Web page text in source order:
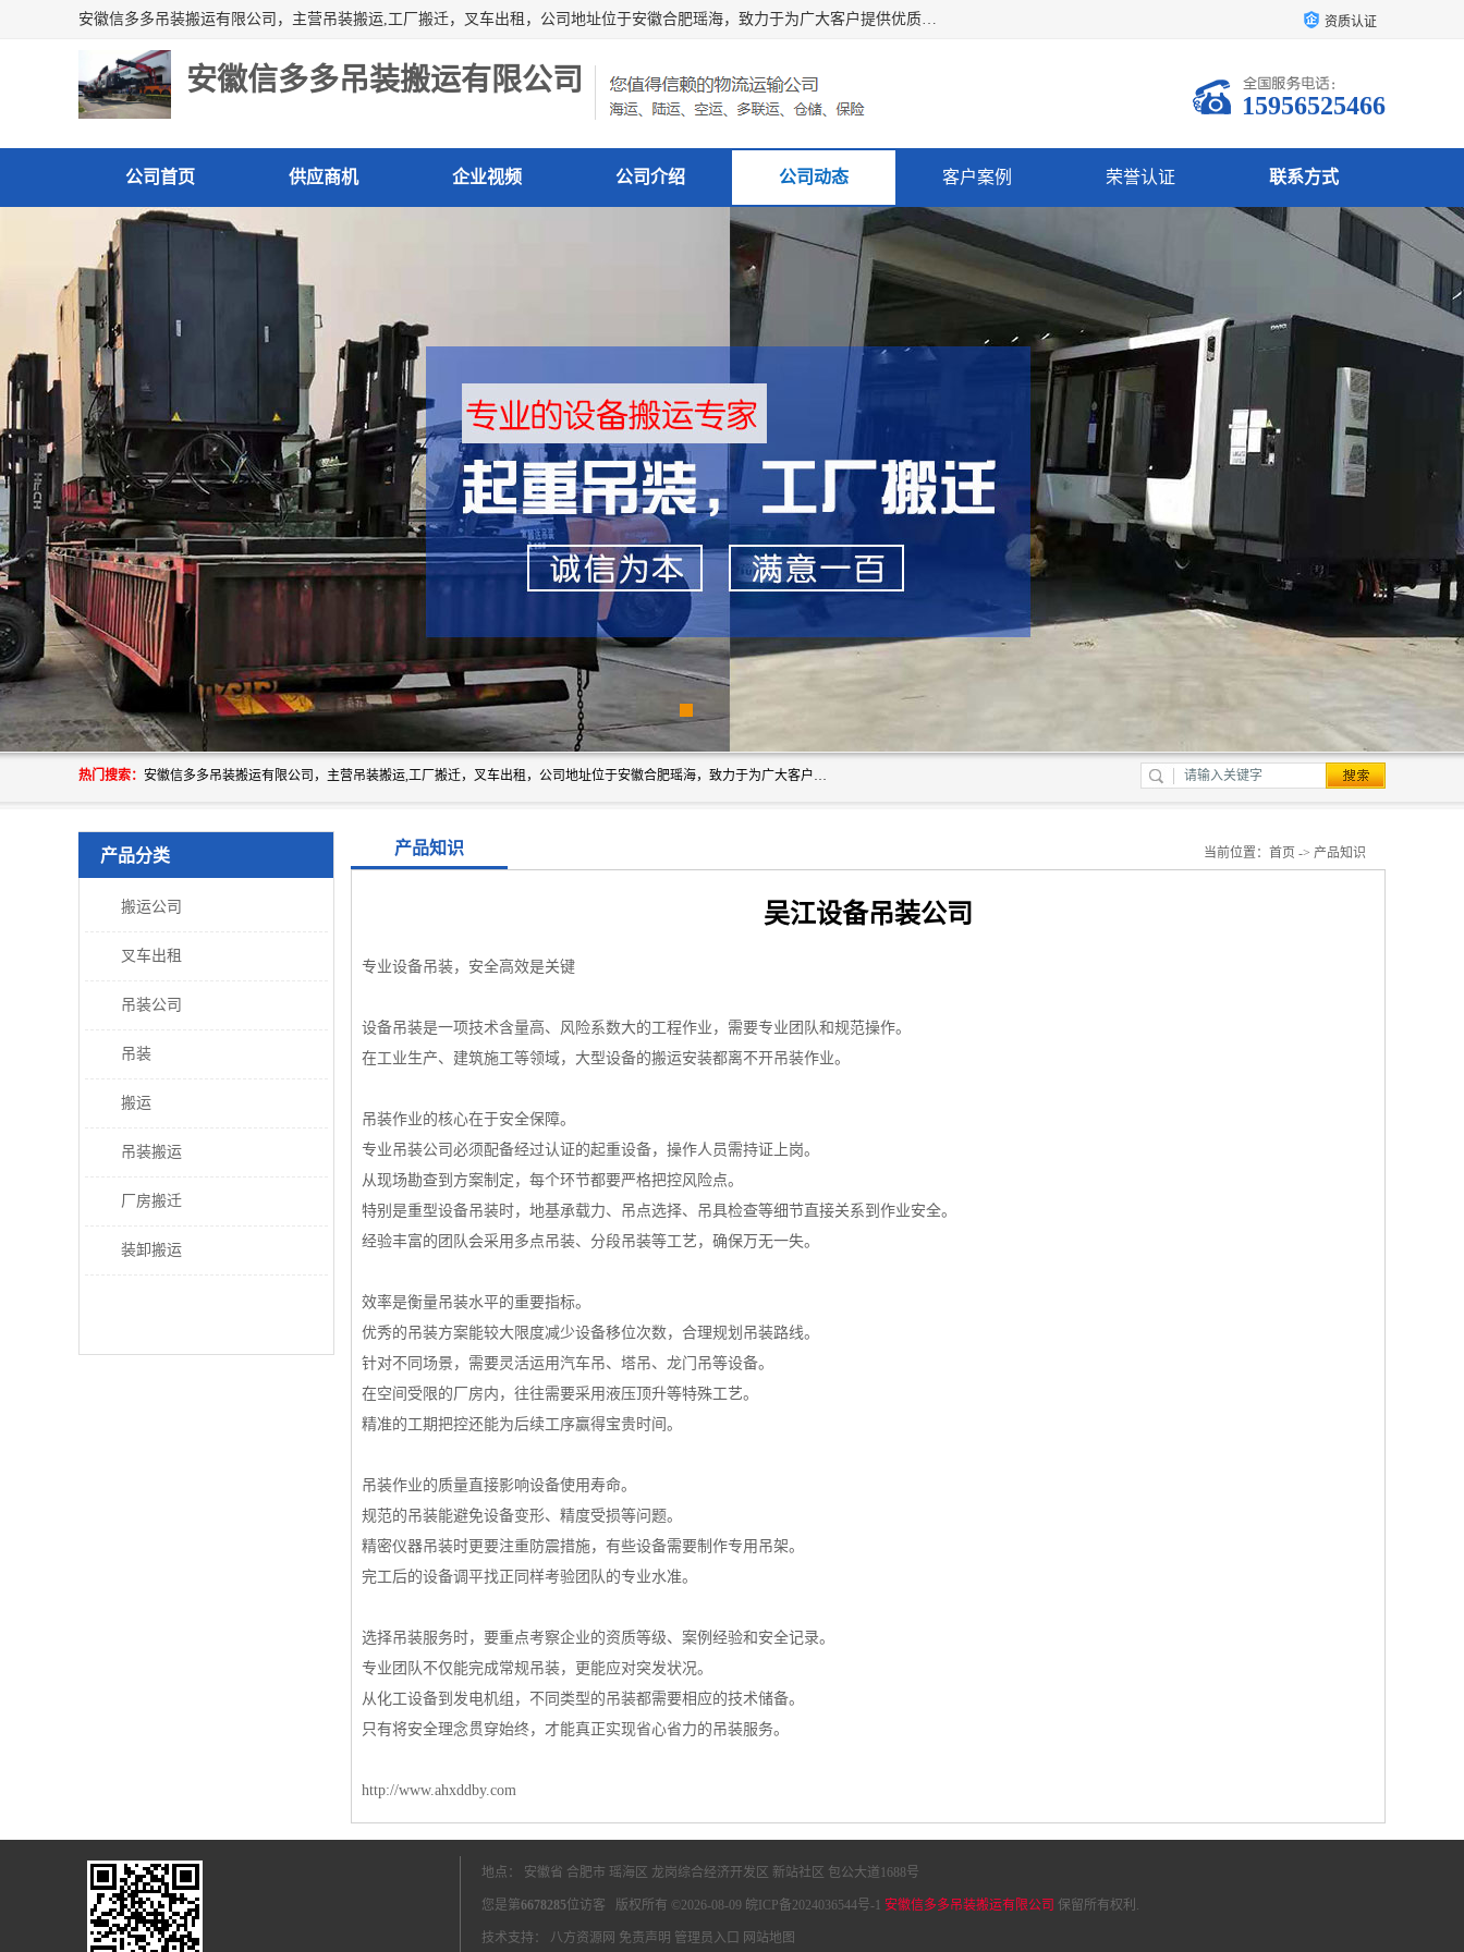
安徽信多多吊装搬运有限公司，主营吊装搬运,工厂搬迁，叉车出租，公司地址位于安徽合肥瑶海，致力于为广大客户提供优质的产品/服务，如果您对我公司的产品服务感兴趣，请联系[安徽信多多吊装搬运有限公司]，期待您的来电。 资质认证
安徽信多多吊装搬运有限公司
15956525466
公司首页 供应商机 企业视频 公司介绍 公司动态 客户案例 荣誉认证 联系方式
热门搜索： 安徽信多多吊装搬运有限公司，主营吊装搬运,工厂搬迁，叉车出租，公司地址位于安徽合肥瑶海，致力于为广大客户提供优质的产品/服务，如果您对我公司的产品服务感兴趣，请联系[安徽信多多吊装搬运有限公司]，期待您的来电。
产品分类
搬运公司
叉车出租
吊装公司
吊装
搬运
吊装搬运
厂房搬迁
装卸搬运
产品知识 当前位置： 首页 -> 产品知识
吴江设备吊装公司
专业设备吊装，安全高效是关键
设备吊装是一项技术含量高、风险系数大的工程作业，需要专业团队和规范操作。
在工业生产、建筑施工等领域，大型设备的搬运安装都离不开吊装作业。
吊装作业的核心在于安全保障。
专业吊装公司必须配备经过认证的起重设备，操作人员需持证上岗。
从现场勘查到方案制定，每个环节都要严格把控风险点。
特别是重型设备吊装时，地基承载力、吊点选择、吊具检查等细节直接关系到作业安全。
经验丰富的团队会采用多点吊装、分段吊装等工艺，确保万无一失。
效率是衡量吊装水平的重要指标。
优秀的吊装方案能较大限度减少设备移位次数，合理规划吊装路线。
针对不同场景，需要灵活运用汽车吊、塔吊、龙门吊等设备。
在空间受限的厂房内，往往需要采用液压顶升等特殊工艺。
精准的工期把控还能为后续工序赢得宝贵时间。
吊装作业的质量直接影响设备使用寿命。
规范的吊装能避免设备变形、精度受损等问题。
精密仪器吊装时更要注重防震措施，有些设备需要制作专用吊架。
完工后的设备调平找正同样考验团队的专业水准。
选择吊装服务时，要重点考察企业的资质等级、案例经验和安全记录。
专业团队不仅能完成常规吊装，更能应对突发状况。
从化工设备到发电机组，不同类型的吊装都需要相应的技术储备。
只有将安全理念贯穿始终，才能真正实现省心省力的吊装服务。
http://www.ahxddby.com
地点： 安徽省 合肥市 瑶海区 龙岗综合经济开发区 新站社区 包公大道1688号
您是第6678285位访客 版权所有 ©2026-08-09 皖ICP备2024036544号-1 安徽信多多吊装搬运有限公司 保留所有权利.
技术支持： 八方资源网 免责声明 管理员入口 网站地图